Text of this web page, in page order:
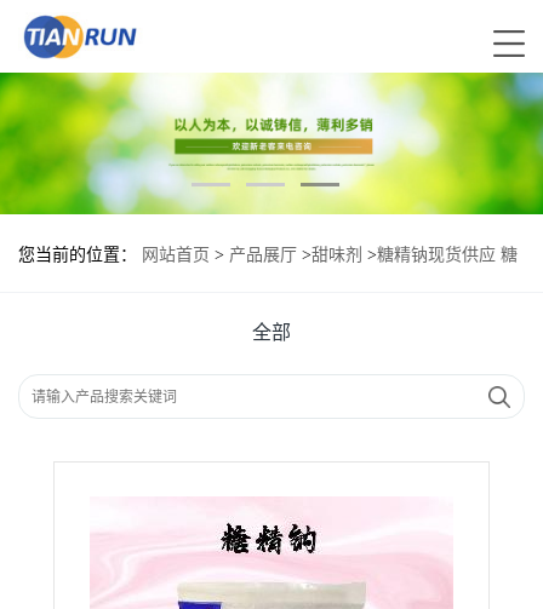
您当前的位置： 网站首页 > 产品展厅 >甜味剂 >糖精钠现货供应 糖
全部